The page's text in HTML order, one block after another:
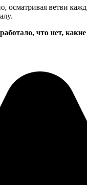
ветви
что нет,